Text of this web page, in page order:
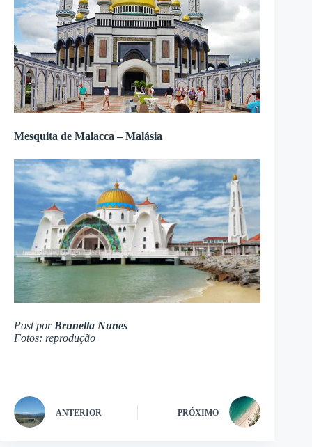
Mesquita de Malacca – Malásia
Post por Brunella Nunes
Fotos: reprodução
ANTERIOR PRÓXIMO